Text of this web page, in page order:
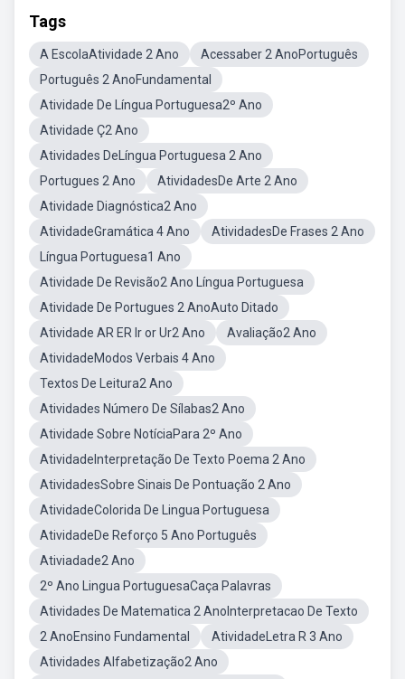
Tags
A EscolaAtividade 2 Ano
Acessaber 2 AnoPortuguês
Português 2 AnoFundamental
Atividade De Língua Portuguesa2º Ano
Atividade Ç2 Ano
Atividades DeLíngua Portuguesa 2 Ano
Portugues 2 Ano
AtividadesDe Arte 2 Ano
Atividade Diagnóstica2 Ano
AtividadeGramática 4 Ano
AtividadesDe Frases 2 Ano
Língua Portuguesa1 Ano
Atividade De Revisão2 Ano Língua Portuguesa
Atividade De Portugues 2 AnoAuto Ditado
Atividade AR ER Ir or Ur2 Ano
Avaliação2 Ano
AtividadeModos Verbais 4 Ano
Textos De Leitura2 Ano
Atividades Número De Sílabas2 Ano
Atividade Sobre NotíciaPara 2º Ano
AtividadeInterpretação De Texto Poema 2 Ano
AtividadesSobre Sinais De Pontuação 2 Ano
AtividadeColorida De Lingua Portuguesa
AtividadeDe Reforço 5 Ano Português
Ativiadade2 Ano
2º Ano Lingua PortuguesaCaça Palavras
Atividades De Matematica 2 AnoInterpretacao De Texto
2 AnoEnsino Fundamental
AtividadeLetra R 3 Ano
Atividades Alfabetização2 Ano